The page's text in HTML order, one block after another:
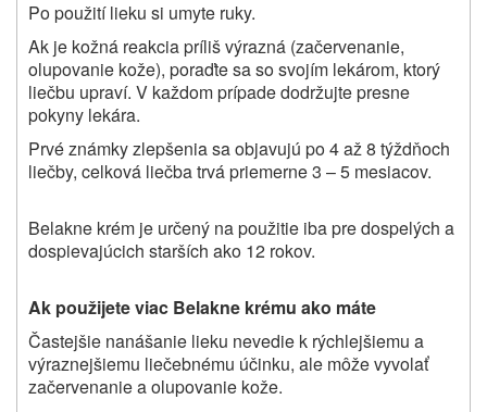
Po použití lieku si umyte ruky.
Ak je kožná reakcia príliš výrazná (začervenanie,
olupovanie kože), poraďte sa so svojím lekárom, ktorý
liečbu upraví. V každom prípade dodržujte presne
pokyny lekára.
Prvé známky zlepšenia sa objavujú po 4 až 8 týždňoch
liečby, celková liečba trvá priemerne 3 – 5 mesiacov.
Belakne krém je určený na použitie iba pre dospelých a
dospievajúcich starších ako 12 rokov.
Ak použijete viac Belakne krému ako máte
Častejšie nanášanie lieku nevedie k rýchlejšiemu a
výraznejšiemu liečebnému účinku, ale môže vyvolať
začervenanie a olupovanie kože.